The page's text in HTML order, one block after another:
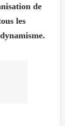
de
les